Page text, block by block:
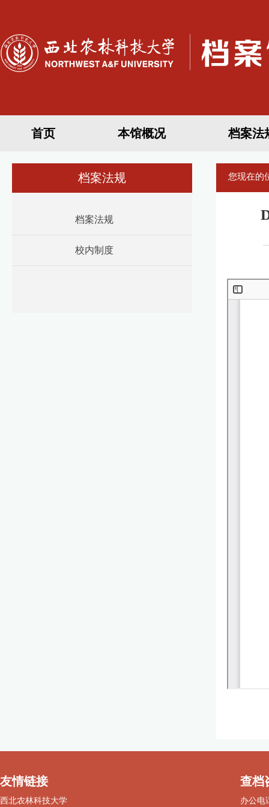
首页 本馆概况 档案法
档案法规
档案法规
校内制度
您现在的
友情链接
西北农林科技大学
查档
办公电